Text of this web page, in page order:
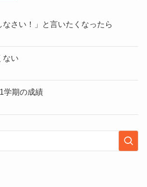
なさい！」と言いたくなったら
ない
学期の成績